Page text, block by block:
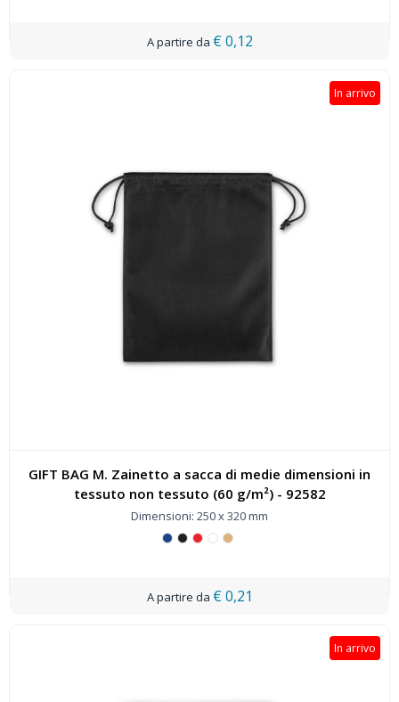
€ 0,12
GIFT BAG M. Zainetto a sacca di medie dimensioni in
tessuto non tessuto (60 g/m²) - 92582
In arrivo
Dimensioni: 250 x 320 mm
€ 0,21
In arrivo